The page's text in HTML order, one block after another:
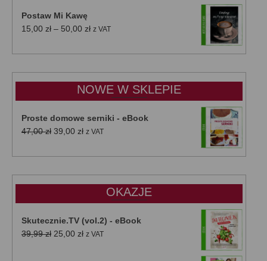
Postaw Mi Kawę
15,00 zł – 50,00 złZakres
od
do
50,00 zł
z VAT
NOWE W SKLEPIE
Proste domowe serniki - eBook
47,00zł Pierwotna
wynosiła:
39,00 złAktualna
wynosi:
z VAT
OKAZJE
Skutecznie.TV (vol.2) - eBook
39,99zł Pierwotna
25,00 złAktualna
z VAT